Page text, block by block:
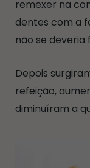
remexer na
dentes com a
não se deveria
Depois
refeição,
diminuíram a